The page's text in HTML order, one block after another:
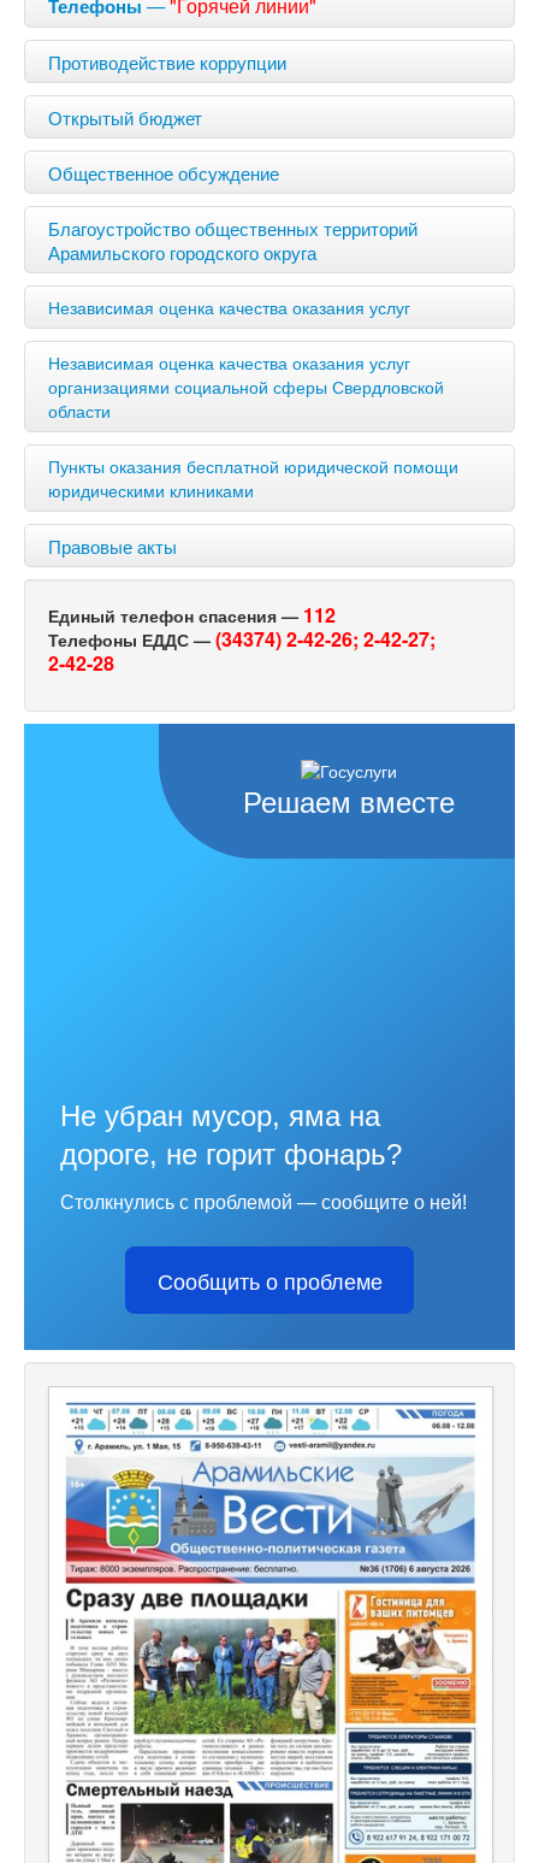
Телефоны
Противодействие коррупции
Открытый бюджет
Общественное обсуждение
Благоустройство общественных территорий
Арамильского городского округа
Независимая оценка качества оказания услуг
Независимая оценка качества оказания услуг
организациями социальной сферы Свердловской
области
Пункты оказания бесплатной юридической помощи
юридическими клиниками
Правовые акты
Единый телефон спасения — 112
Телефоны ЕДДС — (34374) 2-42-26; 2-42-27;
2-42-28
Решаем вместе
Не убран мусор, яма на
дороге, не горит фонарь?
Столкнулись с проблемой — сообщите о ней!
Сообщить о проблеме